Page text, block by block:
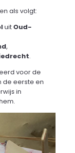
als volgt:
uit Oud-
,
.
voor de
de eerste en
in